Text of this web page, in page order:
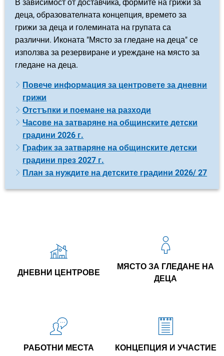
В зависимост от доставчика, формите на грижи за
деца, образователната концепция, времето за
грижи за деца и големината на групата са
различни. Иконата "Място за гледане на деца" се
използва за резервиране и уреждане на място за
гледане на деца.
Повече информация за центровете за дневни
грижи
Отстъпки и поемане на разходи
Часове на затваряне на общинските детски
градини 2026 г.
График за затваряне на общинските детски
градини през 2027 г.
План за нуждите на детските градини 2026/ 27
ДНЕВНИ ЦЕНТРОВЕ
МЯСТО ЗА ГЛЕДАНЕ НА
ДЕЦА
РАБОТНИ МЕСТА КОНЦЕПЦИЯ И УЧАСТИЕ